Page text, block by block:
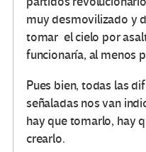
muy desmovilizado y
tomar el cielo por
funcionaría, al menos
Pues bien, todas las
señaladas nos van
hay que tomarlo, hay
crearlo.